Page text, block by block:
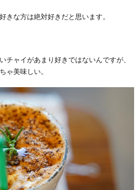
きな方は絶対好きだと思います。
チャイがあまり好きではないんですが、
ゃ美味しい。